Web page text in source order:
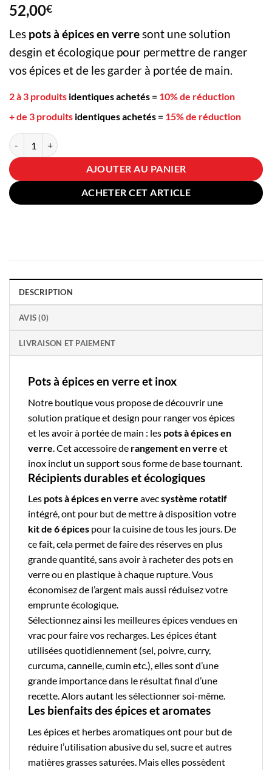
52,00€
Les pots à épices en verresont une solution
desgin et écologique pour permettre de ranger
vos épices et de les garder à portée de main.
2 à 3 produits identiques achetés = 10% de réduction
+ de 3 produits identiques achetés = 15% de réduction
quantité de Pots à Épices en Verre
AJOUTER AU PANIER
ACHETER CET ARTICLE
DESCRIPTION
AVIS (0)
LIVRAISON ET PAIEMENT
Pots à épices en verre et inox
Notre boutiquevous propose de découvrir une
solution pratique et design pour ranger vos épices
et les avoir à portée de main : les pots à épices en
verre . Cet accessoire de rangement en verre et
inox inclut un support sous forme de base tournant.
Récipients durables et écologiques
Les pots à épices en verre avecsystème rotatif
intégré, ont pour but de mettre à disposition votre
kit de 6 épices pour la cuisine de tous les jours. De
ce fait, cela permet de faire des réserves en plus
grande quantité, sans avoir à racheter des pots en
verre ou en plastique à chaque rupture. Vous
économisez de l’argent mais aussi réduisez votre
emprunte écologique.
Sélectionnez ainsi les meilleures épices vendues en
vrac pour faire vos recharges. Les épices étant
utilisées quotidiennement (sel, poivre, curry,
curcuma, cannelle, cumin etc.), elles sont d’une
grande importance dans le résultat final d’une
recette. Alors autant les sélectionner soi-même.
Les bienfaits des épices et aromates
Les épices et herbes aromatiques ont pour but de
réduire l’utilisation abusive du sel, sucre et autres
matières grasses saturées. Mais elles possèdent